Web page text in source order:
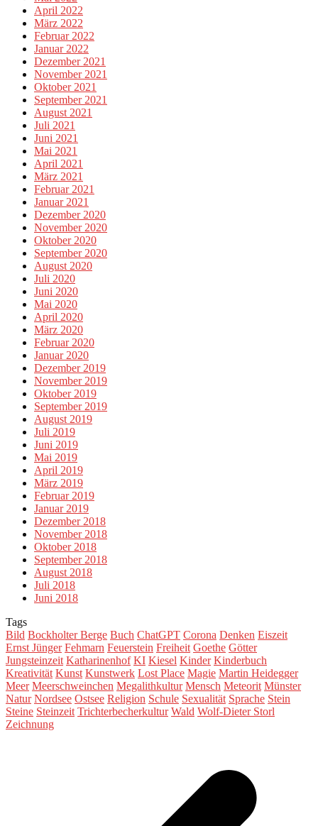
April 2022
März 2022
Februar 2022
Januar 2022
Dezember 2021
November 2021
Oktober 2021
September 2021
August 2021
Juli 2021
Juni 2021
Mai 2021
April 2021
März 2021
Februar 2021
Januar 2021
Dezember 2020
November 2020
Oktober 2020
September 2020
August 2020
Juli 2020
Juni 2020
Mai 2020
April 2020
März 2020
Februar 2020
Januar 2020
Dezember 2019
November 2019
Oktober 2019
September 2019
August 2019
Juli 2019
Juni 2019
Mai 2019
April 2019
März 2019
Februar 2019
Januar 2019
Dezember 2018
November 2018
Oktober 2018
September 2018
August 2018
Juli 2018
Juni 2018
Tags
Bild Bockholter Berge Buch ChatGPT Corona Denken Eiszeit
Ernst Jünger Fehmarn Feuerstein Freiheit Goethe Götter
Jungsteinzeit Katharinenhof KI Kiesel Kinder Kinderbuch
Kreativität Kunst Kunstwerk Lost Place Magie Martin Heidegger
Meer Meerschweinchen Megalithkultur Mensch Meteorit Münster
Natur Nordsee Ostsee Religion Schule Sexualität Sprache Stein
Steine Steinzeit Trichterbecherkultur Wald Wolf-Dieter Storl
Zeichnung